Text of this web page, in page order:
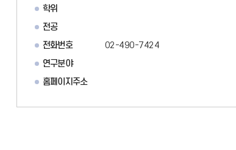
학위
전공
전화번호
02-490-7424
연구분야
홈페이지주소